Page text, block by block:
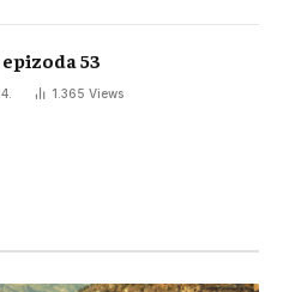
53
1.365 Views